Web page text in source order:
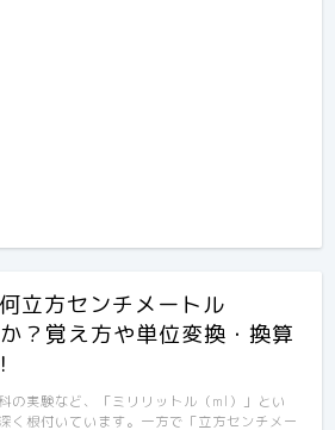
立方センチメートル
？覚え方や単位変換・換算
の実験など、「ミリリットル（ml）」とい
く根付いています。一方で「立方センチメー